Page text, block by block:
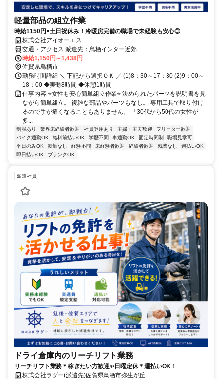
軽量部品の組立作業
時給1150円×土日祝休み！冷暖房完備の職場で未経験も安心◎
株式会社アイオーエス
交通・アクセス 派遣先：鳥栖インター近郊
時給1,150円～1,438円
佐賀県鳥栖市
勤務時間詳細 ＼ 下記から選択ＯＫ ／ (1)8：30～17：30 (2)9：00～
18：00 ◆実働8時間 ◆休憩1時間
仕事内容 ⭐女性も安心簡単組立作業⭐ 決められたパーツを説明書を見
ながら簡単組立。 複雑な部品やパーツもなし。 専用工具で取り付け
るので手が痛くなることもありません。 「30代から50代の女性が
多...
制服あり 業界未経験者歓迎 社員登用あり 主婦・主夫歓迎
フリーター歓迎
バイク通勤OK
給料前払いOK 学歴不問 車通勤OK 固定時間制
職場見学可
平日のみOK
転勤なし 経験不問 未経験者歓迎 経験者歓迎 残業なし
週払いOK
即日払いOK
ブランクOK
派遣社員
ドライ倉庫内のリーチリフト業務
リーチリフト業務＊稼ぎたい方歓迎✨日曜定休＊週払いOK！
株式会社ラダー(派遣先)佐賀県鳥栖市弥生が丘